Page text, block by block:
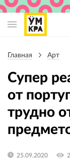
навигации
Главная Арт
Супер
от
трудно
25.09.2020